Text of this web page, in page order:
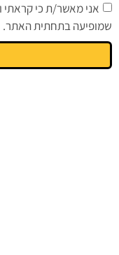
אני מאשר/ת כי קראתי
שמופיעה בתחתית האתר.